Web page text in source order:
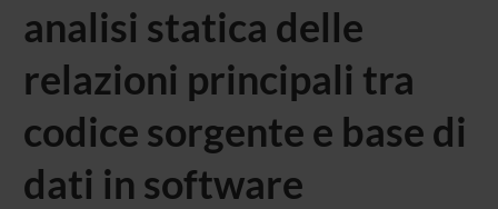
analisi statica delle
relazioni principali tra
codice sorgente e base di
dati in software